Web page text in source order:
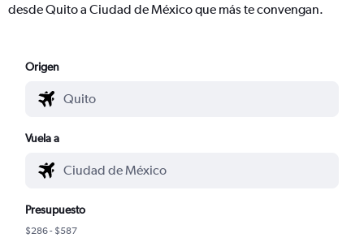
desde Quito a Ciudad de México que más te convengan.
Origen
Vuela a
Presupuesto
$286 - $587